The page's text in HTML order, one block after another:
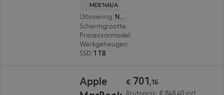
MDE14N/A
Uitvoering:
Nederland
Schermgrootte:
Processormodel:
Werkgeheugen:
SSD:1 TB
Apple
€ 701,16
Brutoprijs: € 848,40 incl.